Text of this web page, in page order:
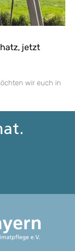
jetzt
wir euch in